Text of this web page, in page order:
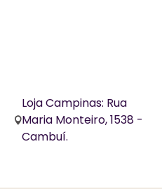
Loja Campinas: Rua
Maria Monteiro, 1538 -
Cambuí.